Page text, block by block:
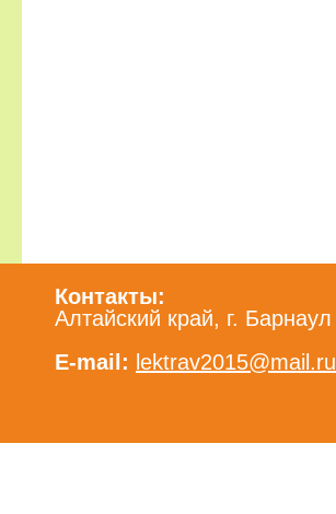
Контакты:
Алтайский край, г. Барнаул
E-mail: lektrav2015@mail.ru